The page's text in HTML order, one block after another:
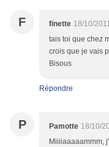
F finette 18/10/
tais toi que chez
crois que je vais
Bisous
Répondre
P Pamotte 18/10/
Miiiiaaaaammm,